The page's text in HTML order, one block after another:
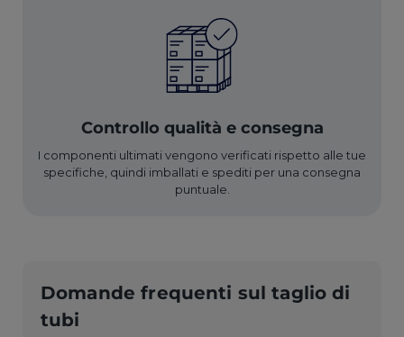
Controllo qualità e consegna
I componenti ultimati vengono verificati rispetto alle tue
specifiche, quindi imballati e spediti per una consegna
puntuale.
Domande frequenti sul taglio di
tubi